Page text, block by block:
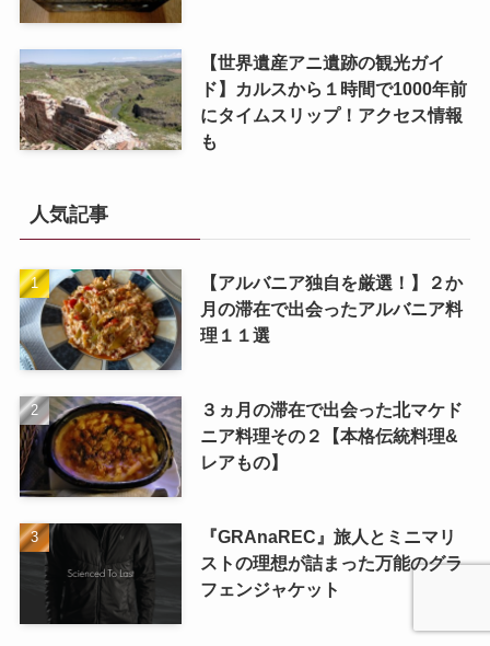
【世界遺産アニ遺跡の観光ガイ
ド】カルスから１時間で1000年前
にタイムスリップ！アクセス情報
も
人気記事
【アルバニア独自を厳選！】２か
月の滞在で出会ったアルバニア料
理１１選
３ヵ月の滞在で出会った北マケド
ニア料理その２【本格伝統料理&
レアもの】
『GRAnaREC』旅人とミニマリ
ストの理想が詰まった万能のグラ
フェンジャケット